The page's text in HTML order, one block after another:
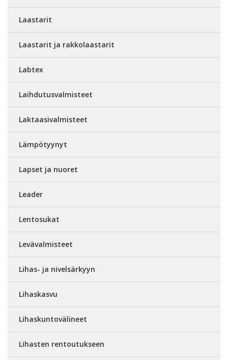
Laastarit
Laastarit ja rakkolaastarit
Labtex
Laihdutusvalmisteet
Laktaasivalmisteet
Lämpötyynyt
Lapset ja nuoret
Leader
Lentosukat
Levävalmisteet
Lihas- ja nivelsärkyyn
Lihaskasvu
Lihaskuntovälineet
Lihasten rentoutukseen